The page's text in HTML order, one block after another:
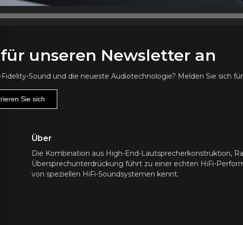
unseren Newsletter an
Sound und die neueste Audiotechnologie? Melden Sie sich
Sie sich
Über
Die Kombination aus High-End-Lautsprecherkonstruktion,
Übersprechunterdrückung führt zu einer echten HiFi-
von speziellen HiFi-Soundsystemen kennt.